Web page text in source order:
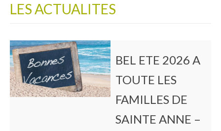
LES ACTUALITES
BEL ETE 2026 A
TOUTE LES
FAMILLES DE
SAINTE ANNE –